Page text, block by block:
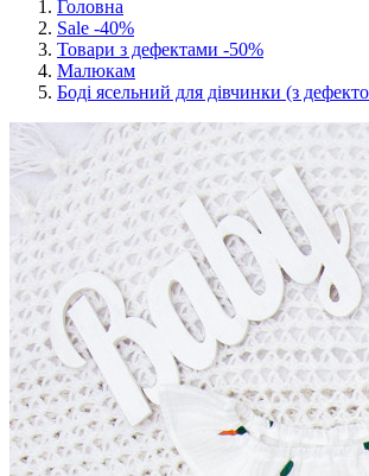
Головна
Sale -40%
Товари з дефектами -50%
Малюкам
Боді ясельний для дівчинки (з